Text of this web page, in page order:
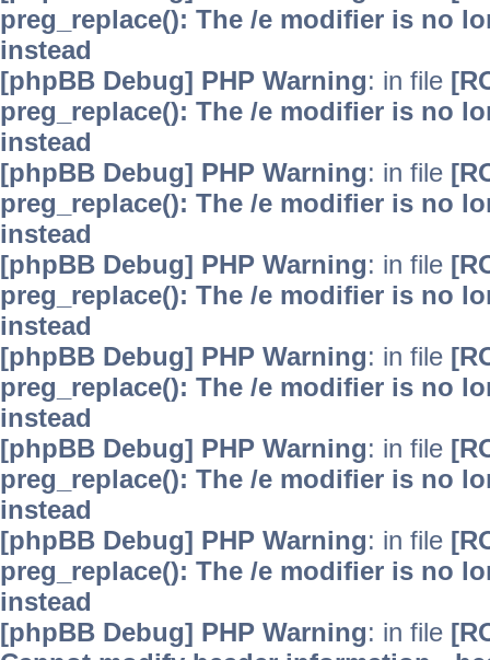
preg_replace(): The /e modifier is no
instead
[phpBB Debug] PHP Warning: in file
preg_replace(): The /e modifier is no
instead
[phpBB Debug] PHP Warning: in file
preg_replace(): The /e modifier is no
instead
[phpBB Debug] PHP Warning: in file
preg_replace(): The /e modifier is no
instead
[phpBB Debug] PHP Warning: in file
preg_replace(): The /e modifier is no
instead
[phpBB Debug] PHP Warning: in file
preg_replace(): The /e modifier is no
instead
[phpBB Debug] PHP Warning: in file
preg_replace(): The /e modifier is no
instead
[phpBB Debug] PHP Warning: in file